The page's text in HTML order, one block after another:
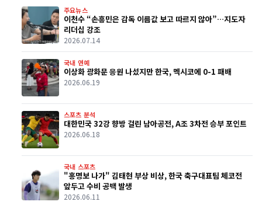
주요뉴스
이천수 “손흥민은 감독 이름값 보고 따르지 않아”…지도자
리더십 강조
2026.07.14
국내 연예
이상화 광화문 응원 나섰지만 한국, 멕시코에 0-1 패배
2026.06.19
스포츠 분석
대한민국 32강 향방 걸린 남아공전, A조 3차전 승부 포인트
2026.06.18
국내 스포츠
"홍명보 나가" 김태현 부상 비상, 한국 축구대표팀 체코전
앞두고 수비 공백 발생
2026.06.11